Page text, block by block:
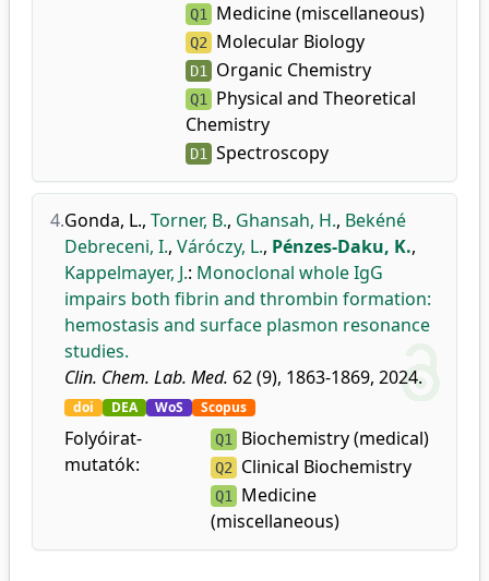
Q1 Medicine (miscellaneous)
Q2 Molecular Biology
D1 Organic Chemistry
Q1
Physical and Theoretical
Chemistry
D1 Spectroscopy
4.Gonda, L., Torner, B., Ghansah, H., Bekéné
Debreceni, I., Váróczy, L., Pénzes-Daku, K.,
Kappelmayer, J.: Monoclonal whole IgG
impairs both fibrin and thrombin formation:
hemostasis and surface plasmon resonance
studies.
Clin. Chem. Lab. Med. 62 (9), 1863-1869, 2024.
doi DEA WoS Scopus
Folyóirat-
mutatók:
Q1 Biochemistry (medical)
Q2 Clinical Biochemistry
Q1 Medicine
(miscellaneous)